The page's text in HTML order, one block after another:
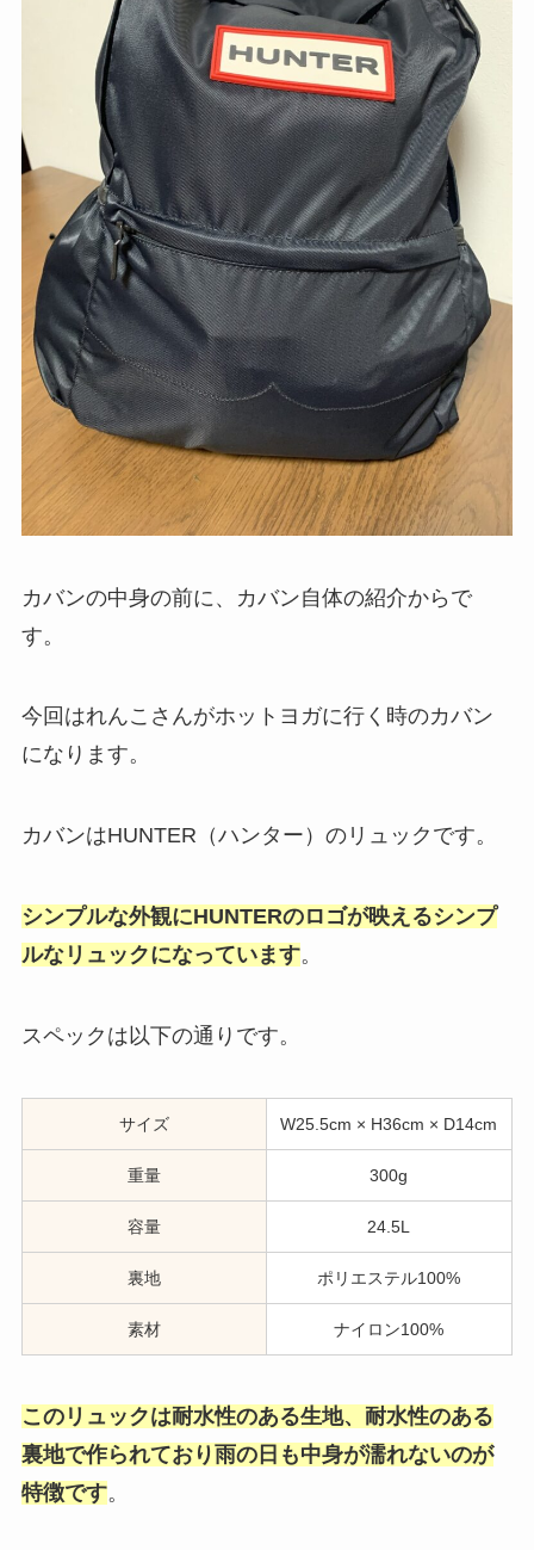
カバンの中身の前に、カバン自体の紹介からで
す。
今回はれんこさんがホットヨガに行く時のカバン
になります。
カバンはHUNTER（ハンター）のリュックです。
シンプルな外観にHUNTERのロゴが映えるシンプ
ルなリュックになっています。
スペックは以下の通りです。
サイズ W25.5cm × H36cm × D14cm
重量 300g
容量 24.5L
裏地 ポリエステル100%
素材 ナイロン100%
このリュックは耐水性のある生地、耐水性のある
裏地で作られており雨の日も中身が濡れないのが
特徴です。